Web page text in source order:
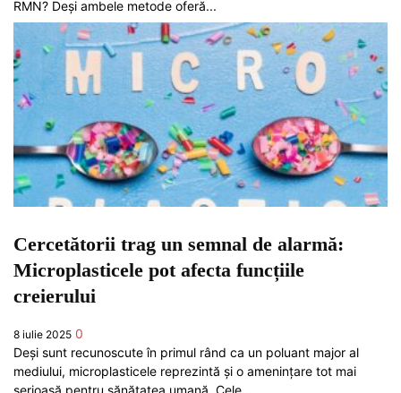
RMN? Deși ambele metode oferă...
Cercetătorii trag un semnal de alarmă:
Microplasticele pot afecta funcțiile
creierului
8 iulie 2025 0
Deși sunt recunoscute în primul rând ca un poluant major al
mediului, microplasticele reprezintă și o amenințare tot mai